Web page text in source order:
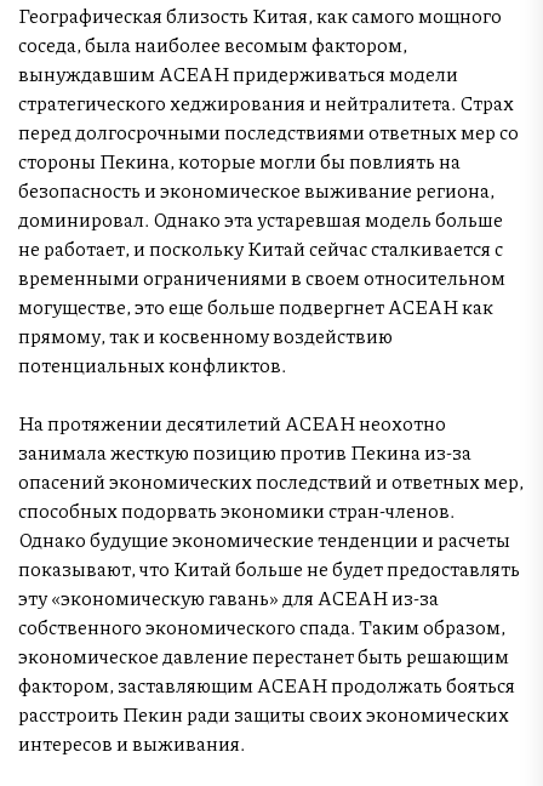
Географическая близость Китая, как самого мощного
соседа, была наиболее весомым фактором,
вынуждавшим АСЕАН придерживаться модели
стратегического хеджирования и нейтралитета. Страх
перед долгосрочными последствиями ответных мер со
стороны Пекина, которые могли бы повлиять на
безопасность и экономическое выживание региона,
доминировал. Однако эта устаревшая модель больше
не работает, и поскольку Китай сейчас сталкивается с
временными ограничениями в своем относительном
могуществе, это еще больше подвергнет АСЕАН как
прямому, так и косвенному воздействию
потенциальных конфликтов.
На протяжении десятилетий АСЕАН неохотно
занимала жесткую позицию против Пекина из-за
опасений экономических последствий и ответных мер,
способных подорвать экономики стран-членов.
Однако будущие экономические тенденции и расчеты
показывают, что Китай больше не будет предоставлять
эту «экономическую гавань» для АСЕАН из-за
собственного экономического спада. Таким образом,
экономическое давление перестанет быть решающим
фактором, заставляющим АСЕАН продолжать бояться
расстроить Пекин ради защиты своих экономических
интересов и выживания.